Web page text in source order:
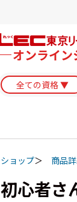
ショップ 商品
初心者さ